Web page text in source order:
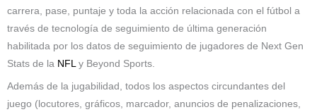
carrera, pase, puntaje y toda la acción relacionada con el fútbol a
través de tecnología de seguimiento de última generación
habilitada por los datos de seguimiento de jugadores de Next Gen
Stats de la NFLy Beyond Sports.
Además de la jugabilidad, todos los aspectos circundantes del
juego (locutores, gráficos, marcador, anuncios de penalizaciones,